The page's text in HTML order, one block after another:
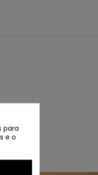
para
e o